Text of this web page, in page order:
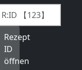
Rezept
ID
öffnen